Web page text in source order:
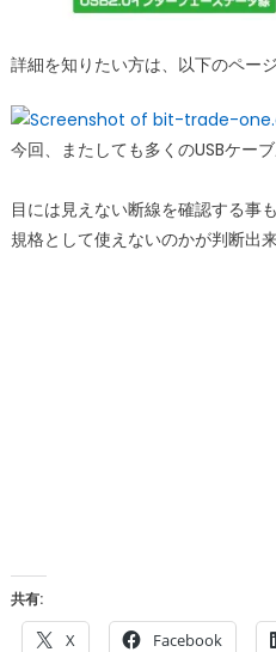
詳細を知りたい方は、以下のペー
今回、またしても多くのUSBケー
目には見えない断線を確認する事
規格として使えないのかが判断出来
共有:
X Facebook